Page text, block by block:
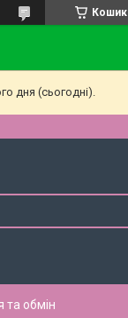
Кошик
дня (сьогодні).
та обмін